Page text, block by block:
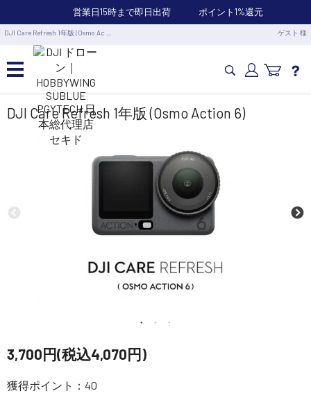
営業日15時まで即日出荷 ポイント1%還元
DJI Care Refresh 1年版 (Osmo Ac … ゲスト 様
カメラドローン・生活家電
業務用ドローン・業務関連製品
水中ドローン(ROV)・水中スクーター
RC・ロボット部品
定期配信!
サポート・Q&A / 法人・学生のお客様
DJI Care Refresh 1年版 (Osmo Action 6)
3,700円(税込4,070円)
獲得ポイント：40